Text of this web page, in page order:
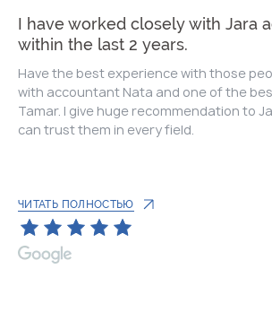
I have worked closely with Jara
within the last 2 years.
Have the best experience with those
with accountant Nata and one of the
Tamar. I give huge recommendation to
can trust them in every field.
ЧИТАТЬ ПОЛНОСТЬЮ